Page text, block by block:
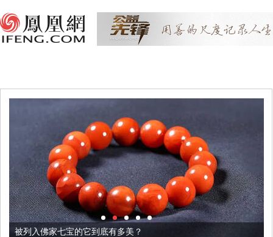
被列入佛家七宝的它到底有多美？